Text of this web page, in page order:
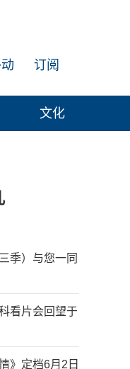
订阅
文化
季）与您一同
看片会回望于
》定档6月2日